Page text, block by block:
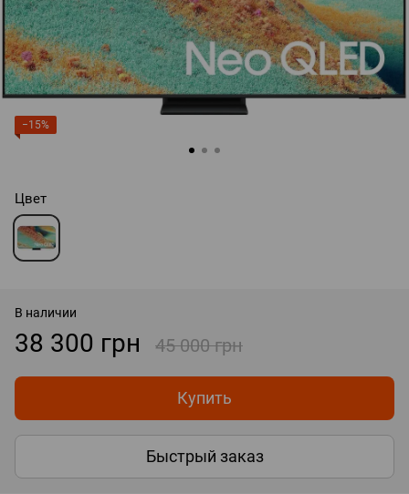
−15%
Цвет
В наличии
38 300 грн 45 000 грн
Купить
Быстрый заказ